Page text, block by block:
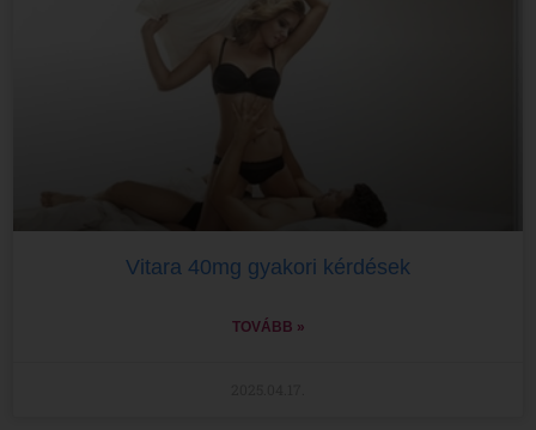
Vitara 40mg gyakori kérdések
TOVÁBB »